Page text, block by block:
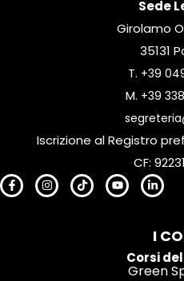
Sede
Girolamo
35131
T. +39
M. +39
Iscrizione al Registro
CF:
I
Corsi
Green